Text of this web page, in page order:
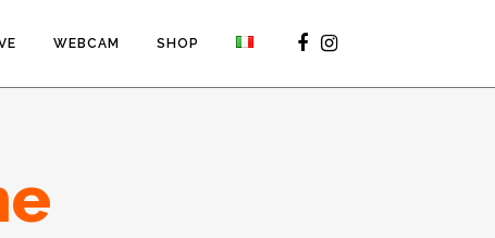
WEBCAM SHOP